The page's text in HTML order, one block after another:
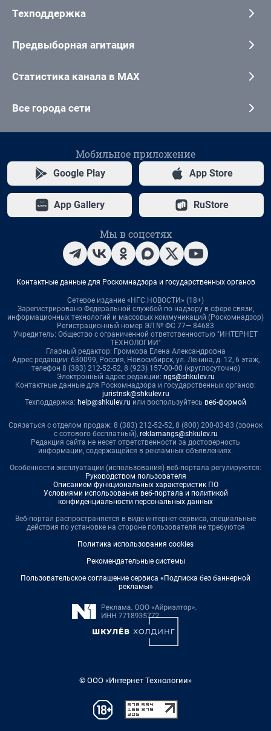
Техподдержка
Предвыборная агитация
Статистика канала в MAX
Все города сети
Мобильное приложение
Google Play App Store
App Gallery RuStore
Мы в соцсетях
Контактные данные для Роскомнадзора и государственных органов
Сетевое издание «НГС.НОВОСТИ» (18+)
Зарегистрировано Федеральной службой по надзору в сфере связи,
информационных технологий и массовых коммуникаций (Роскомнадзор)
Регистрационный номер ЭЛ № ФС 77— 84683
Учредитель: Общество с ограниченной ответственностью "ИНТЕРНЕТ
ТЕХНОЛОГИИ"
Главный редактор: Громкова Елена Александровна
Адрес редакции: 630099, Россия, Новосибирск, ул. Ленина, д. 12, 6 этаж,
телефон 8 (383) 212-52-52, 8 (923) 157-00-00 (круглосуточно)
Электронный адрес редакции: ngs@shkulev.ru
Контактные данные для Роскомнадзора и государственных органов:
juristnsk@shkulev.ru
Техподдержка: help@shkulev.ru или воспользуйтесь веб-формой
Связаться с отделом продаж: 8 (383) 212-52-52, 8 (800) 200-03-83 (звонок
с сотового бесплатный), reklamangs@shkulev.ru
Редакция сайта не несет ответственности за достоверность
информации, содержащейся в рекламных объявлениях.
Особенности эксплуатации (использования) веб-портала регулируются:
Руководством пользователя
Описанием функциональных характеристик ПО
Условиями использования веб-портала и политикой
конфиденциальности персональных данных
Веб-портал распространяется в виде интернет-сервиса, специальные
действия по установке на стороне пользователя не требуются
Политика использования cookies
Рекомендательные системы
Пользовательское соглашение сервиса «Подписка без баннерной
рекламы»
© ООО «Интернет Технологии»